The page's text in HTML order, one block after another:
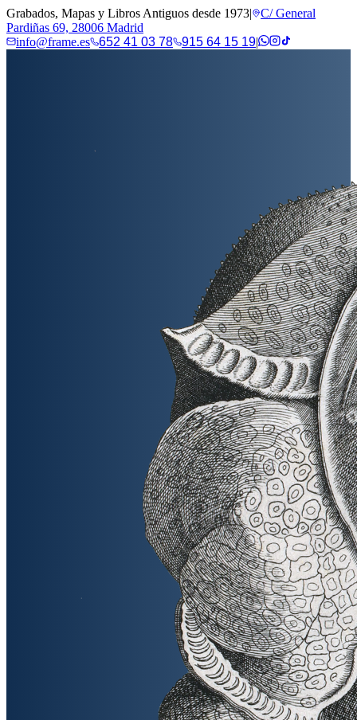
Grabados, Mapas y Libros Antiguos desde 1973|
C/ General
Pardiñas 69, 28006 Madrid
info@frame.es
652 41 03 78 915 64 15 19|